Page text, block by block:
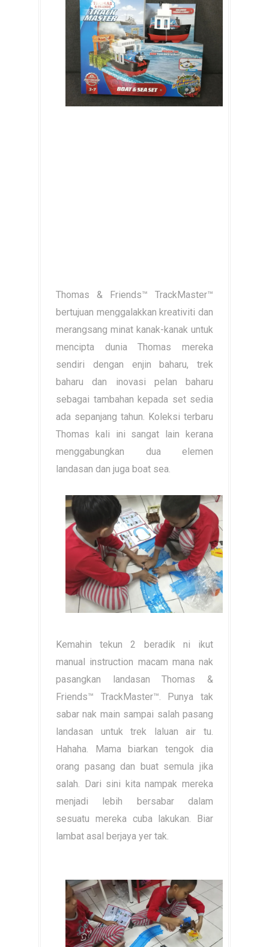
Thomas & Friends™ TrackMaster™
bertujuan menggalakkan kreativiti dan
merangsang minat kanak-kanak untuk
mencipta dunia Thomas mereka
sendiri dengan enjin baharu, trek
baharu dan inovasi pelan baharu
sebagai tambahan kepada set sedia
ada sepanjang tahun. Koleksi terbaru
Thomas kali ini sangat lain kerana
menggabungkan dua elemen
landasan dan juga boat sea.
Kemahin tekun 2 beradik ni ikut
manual instruction macam mana nak
pasangkan landasanThomas &
Friends™ TrackMaster™. Punya tak
sabar nak main sampai salah pasang
landasan untuk trek laluan air tu.
Hahaha. Mama biarkan tengok dia
orang pasang dan buat semula jika
salah. Dari sini kita nampak mereka
menjadi lebih bersabar dalam
sesuatu mereka cuba lakukan. Biar
lambat asal berjaya yer tak.